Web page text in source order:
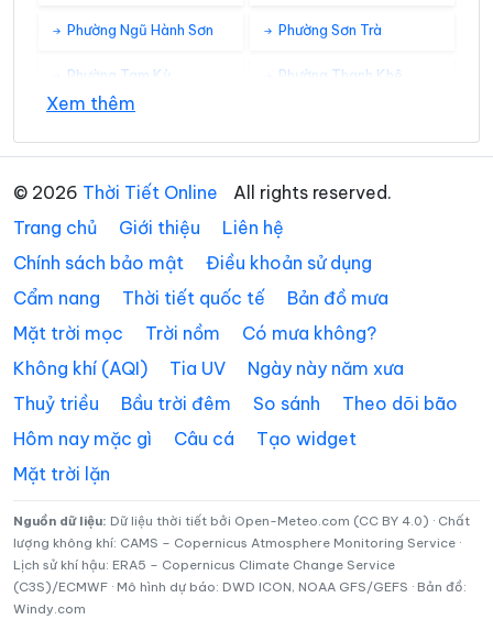
Phường Ngũ Hành Sơn Phường Sơn Trà
Phường Tam Kỳ Phường Thanh Khê
Xã Đắc Pring
Xã Đại Lộc Xã Điện Bàn Tây
Xã Đồng Dương Xã Đông Giang
Xã Đức Phú Xã Duy Nghĩa
Xã Hà Nha Xã Hiệp Đức
Xã Hòa Tiến
Xã Hùng Sơn Xã Khâm Đức
Xã La Dêê Xã La Êê
Xã Lãnh Ngọc
Xem thêm
© 2026 Thời Tiết Online
All rights reserved.
Trang chủ
Giới thiệu
Liên hệ
Chính sách bảo mật
Điều khoản sử dụng
Cẩm nang
Thời tiết quốc tế
Bản đồ mưa
Mặt trời mọc
Trời nồm
Có mưa không?
Không khí (AQI)
Tia UV
Ngày này năm xưa
Thuỷ triều
Bầu trời đêm So sánh
Theo dõi bão
Hôm nay mặc gì
Câu cá
Tạo widget
Mặt trời lặn
Nguồn dữ liệu: Dữ liệu thời tiết bởi Open-Meteo.com (CC BY 4.0) · Chất
lượng không khí: CAMS – Copernicus Atmosphere Monitoring Service ·
Lịch sử khí hậu: ERA5 – Copernicus Climate Change Service
(C3S)/ECMWF · Mô hình dự báo: DWD ICON, NOAA GFS/GEFS · Bản đồ:
Windy.com